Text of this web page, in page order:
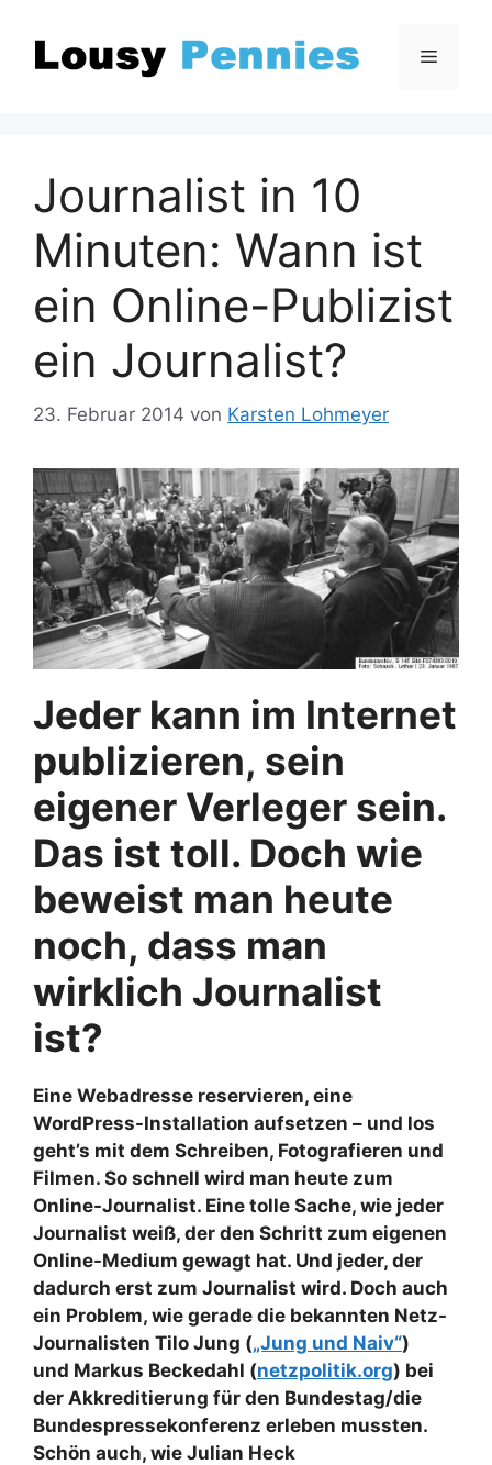
Inhalt
springen
Menü
Journalist in 10
Minuten: Wann ist
ein Online-Publizist
ein Journalist?
23. Februar 2014 von Karsten Lohmeyer
Jeder kann im Internet
publizieren, sein
eigener Verleger sein.
Das ist toll. Doch wie
beweist man heute
noch, dass man
wirklich Journalist
ist?
Eine Webadresse reservieren, eine
WordPress-Installation aufsetzen – und los
geht’s mit dem Schreiben, Fotografieren und
Filmen. So schnell wird man heute zum
Online-Journalist. Eine tolle Sache, wie jeder
Journalist weiß, der den Schritt zum eigenen
Online-Medium gewagt hat. Und jeder, der
dadurch erst zum Journalist wird. Doch auch
ein Problem, wie gerade die bekannten Netz-
Journalisten Tilo Jung („Jung und Naiv“)
und Markus Beckedahl (netzpolitik.org) bei
der Akkreditierung für den Bundestag/die
Bundespressekonferenz erleben mussten.
Schön auch, wie Julian Heck